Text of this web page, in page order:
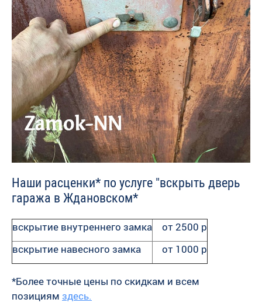
Наши расценки* по услуге "вскрыть дверь
гаража в Ждановском*
вскрытие внутреннего замка от 2500 р
вскрытие навесного замка
от 1000 р
*Более точные цены по скидкам и всем
позициям здесь.